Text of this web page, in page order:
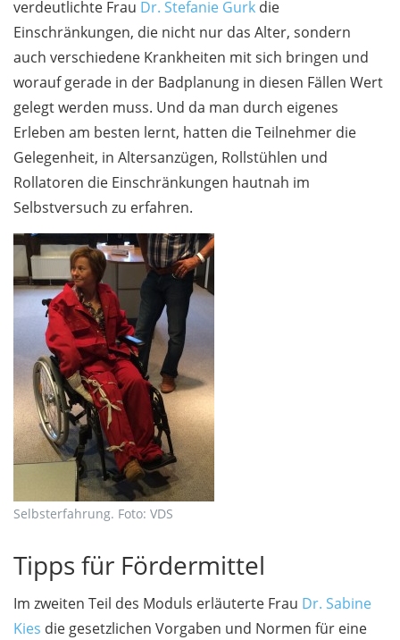
verdeutlichte Frau Dr. Stefanie Gurk die
Einschränkungen, die nicht nur das Alter, sondern
auch verschiedene Krankheiten mit sich bringen und
worauf gerade in der Badplanung in diesen Fällen Wert
gelegt werden muss. Und da man durch eigenes
Erleben am besten lernt, hatten die Teilnehmer die
Gelegenheit, in Altersanzügen, Rollstühlen und
Rollatoren die Einschränkungen hautnah im
Selbstversuch zu erfahren.
Selbsterfahrung. Foto: VDS
Tipps für Fördermittel
Im zweiten Teil des Moduls erläuterte Frau Dr. Sabine
Kies die gesetzlichen Vorgaben und Normen für eine